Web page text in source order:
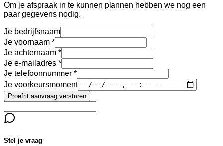
Om je afspraak in te kunnen plannen hebben we nog een
paar gegevens nodig.
Je bedrijfsnaam
Je voornaam
Je achternaam
Je e-mailadres
Je telefoonnummer
Je voorkeursmoment
Proefrit aanvraag versturen
Stel je vraag